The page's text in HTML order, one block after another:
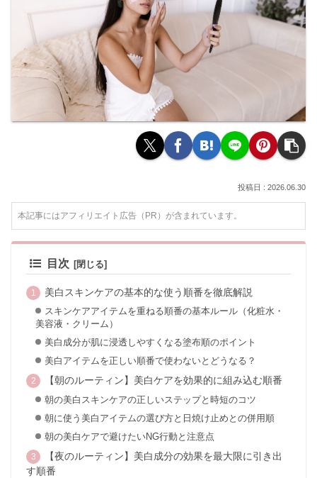
2026.06.30
本記事にはアフィリエイト広告（PR）が含まれています。
目次
美白スキンケアの基本的な使う順番を徹底解説
スキンケアアイテムを重ねる順番の基本ルール（化粧水・
美容液・クリーム）
美白成分が肌に浸透しやすくなる塗布順のポイント
美白アイテムを正しい順番で使わないとどうなる？
【朝のルーティン】美白ケアを効果的に組み込む順番
朝の美白スキンケアの正しいステップと時短のコツ
朝に使う美白アイテムの選び方と日焼け止めとの併用順
朝の美白ケアで避けたいNG行動と注意点
【夜のルーティン】美白成分の効果を最大限に引き出
す順番